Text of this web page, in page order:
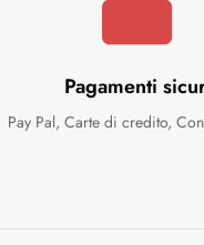
Pagamenti
Pay Pal, Carte di credito,